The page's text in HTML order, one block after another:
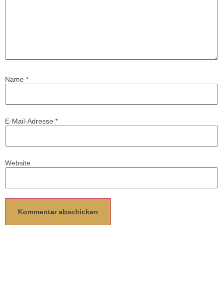
Name *
E-Mail-Adresse *
Website